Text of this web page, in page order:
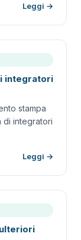
Leggi →
integratori
stampa
di integratori
Leggi →